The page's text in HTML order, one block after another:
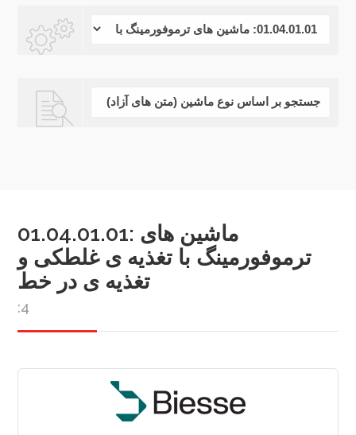
01.04.01.01: ماشین های
ترموفورمینگ با تغذیه ی غلطکی و
تغذیه ی در خط
:4